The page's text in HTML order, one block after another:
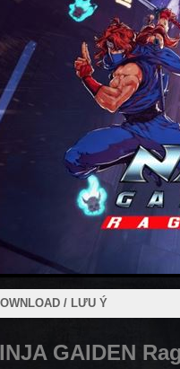
/ LƯU Ý
GAIDEN